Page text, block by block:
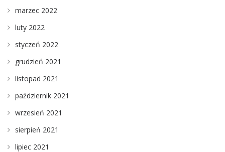
marzec 2022
luty 2022
styczeń 2022
grudzień 2021
listopad 2021
październik 2021
wrzesień 2021
sierpień 2021
lipiec 2021